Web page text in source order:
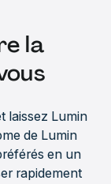
la
laissez Lumin
de Lumin
en un
rapidement